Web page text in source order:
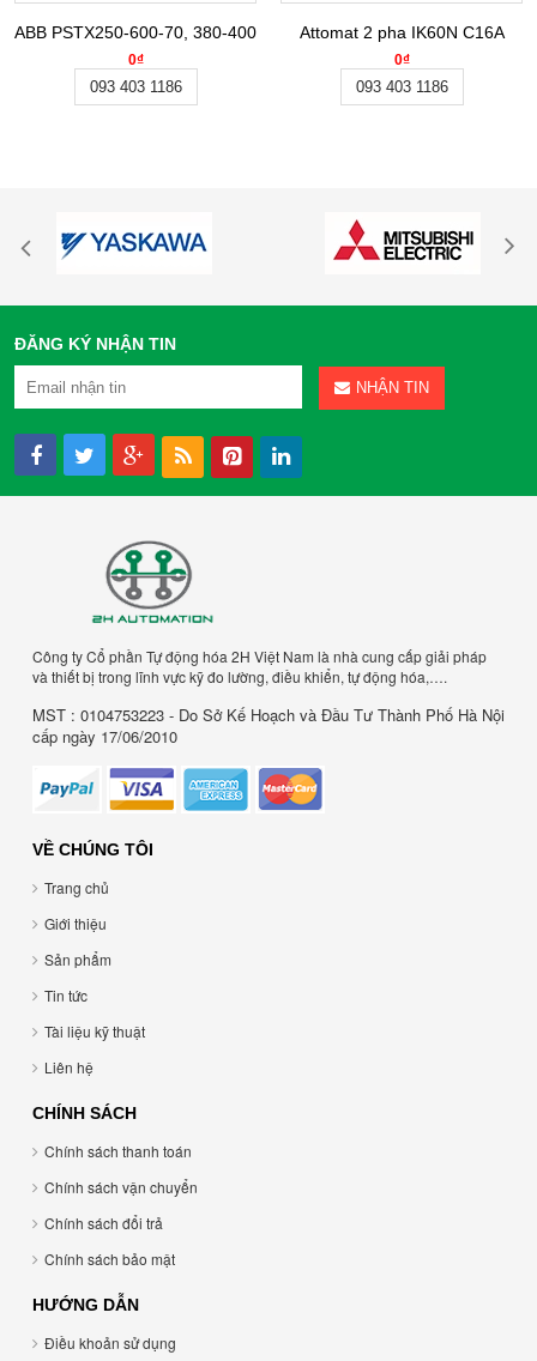
ABB PSTX250-600-70, 380-400VAC 132KW
0₫
093 403 1186
Attomat 2 pha IK60N C16A
0₫
093 403 1186
ĐĂNG KÝ NHẬN TIN
NHẬN TIN
Công ty Cổ phần Tự động hóa 2H Việt Nam là nhà cung cấp giải pháp
và thiết bị trong lĩnh vực kỹ đo lường, điều khiển, tự động hóa,….
MST : 0104753223 - Do Sở Kế Hoạch và Đầu Tư Thành Phố Hà Nội
cấp ngày 17/06/2010
VỀ CHÚNG TÔI
Trang chủ
Giới thiệu
Sản phẩm
Tin tức
Tài liệu kỹ thuật
Liên hệ
CHÍNH SÁCH
Chính sách thanh toán
Chính sách vận chuyển
Chính sách đổi trả
Chính sách bảo mật
HƯỚNG DẪN
Điều khoản sử dụng